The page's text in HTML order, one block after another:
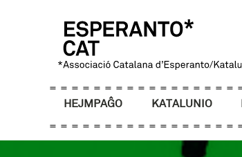
HEJMPAĜO KATALUNIO